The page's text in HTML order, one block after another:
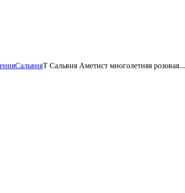
СальвияТ Сальвия Аметист многолетняя розовая...